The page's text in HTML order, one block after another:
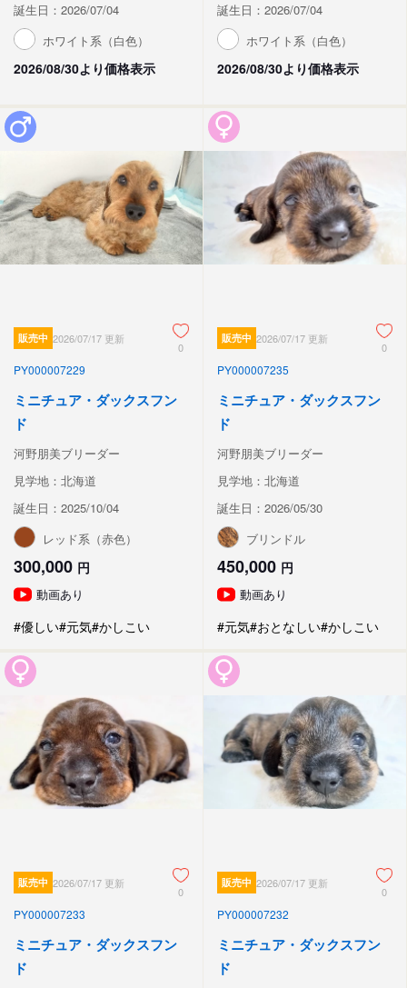
誕生日：2026/07/04
ホワイト系（白色）
2026/08/30より価格表示
誕生日：2026/07/04
ホワイト系（白色）
2026/08/30より価格表示
販売中 2026/07/17 更新
0
PY000007229
ミニチュア・ダックスフン
ド
河野朋美ブリーダー
見学地：北海道
誕生日：2025/10/04
レッド系（赤色）
300,000 円
動画あり
#優しい#元気#かしこい
販売中 2026/07/17 更新
0
PY000007235
ミニチュア・ダックスフン
ド
河野朋美ブリーダー
見学地：北海道
誕生日：2026/05/30
ブリンドル
450,000 円
動画あり
#元気#おとなしい#かしこい
販売中 2026/07/17 更新
0
PY000007233
ミニチュア・ダックスフン
ド
販売中 2026/07/17 更新
0
PY000007232
ミニチュア・ダックスフン
ド